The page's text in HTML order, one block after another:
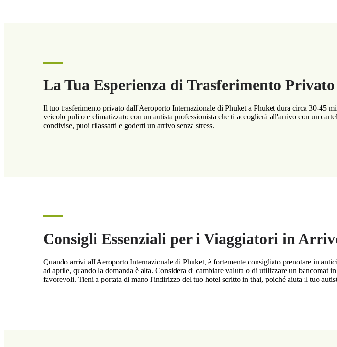
La Tua Esperienza di Trasferimento
Il tuo trasferimento privato dall'Aeroporto Internazionale di Phuket a Phuket dura circa 30-45
veicolo pulito e climatizzato con un autista professionista che ti accoglierà all'arrivo con un
condivise, puoi rilassarti e goderti un arrivo senza stress.
Consigli Essenziali per i Viaggiatori in
Quando arrivi all'Aeroporto Internazionale di Phuket, è fortemente consigliato prenotare in
ad aprile, quando la domanda è alta. Considera di cambiare valuta o di utilizzare un bancomat
favorevoli. Tieni a portata di mano l'indirizzo del tuo hotel scritto in thai, poiché aiuta il tuo